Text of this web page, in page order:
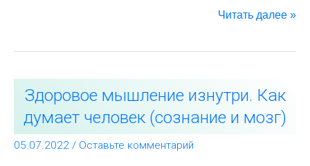
Читать далее »
Здоровое мышление изнутри. Как
думает человек (сознание и мозг)
05.07.2022 / Оставьте комментарий
мышление
Как